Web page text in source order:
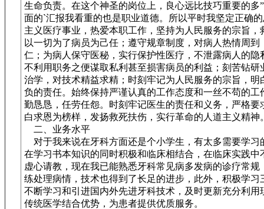
生命负责。在这个神圣的岗位上，良心远比技巧重要的多
面的`汇报我看重的也是职业道德。所以平时我坚定正确
主义医疗事业，热爱本职工作，坚持为人民服务的宗旨，
以一切为了病员为己任；遵守规章制度，对病人热情周到
仁；为病人保守医秘，实行保护性医疗，不泄露病人的隐
不利用职务之便谋取私利甚至损害病员的利益；刻苦钻研
治学，对技术精益求精；时刻牢记为人民服务的宗旨，明
负的责任。始终保持严谨认真的工作态度和一丝不苟的工
勤恳恳，任劳任怨。时刻牢记医生的责任和义务，严格要
白求恩为榜样，发扬救死扶伤，实行革命的人道主义精神
二、业务水平
对于我来说在牙科方面还是个小学生，有太多需要学习
在学习书本知识的同时积极和临床相结合，在临床实践中
虚心请教，现在我已能熟悉牙科常见病多发病的诊疗常规
练处理病情，技术也得到了长足的进步，此外，积极学习
不断学习和引进国内外先进牙科技术，及时更新充分利用
传统医学结合优势，为患者提供优质服务。